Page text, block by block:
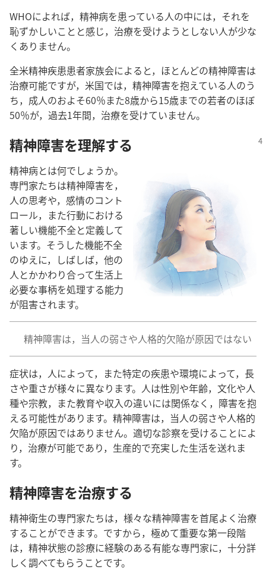
WHO​に​よれ​ば，精神​病​を​患っ​て​いる​人​の​中​に​は，それ​を​
恥ずかしい​こと​と​感じ，治療​を​受け​よう​と​し​ない​人​が​少な
く​あり​ませ​ん。
全米​精神​疾患​患者​家族​会​に​よる​と，ほとんど​の​精神​障害​は​
治療​可能​です​が，米国​で​は，精神​障害​を​抱え​て​いる​人​の​う
ち，成人​の​およそ​60​％​また​8​歳​から​15​歳​まで​の​若者​の​ほぼ​
50​％​が，過去​1​年​間，治療​を​受け​て​い​ませ​ん。
精神​障害​を​理解​する
精神​病​と​は​何​でしょ​う​か。
専門​家​たち​は​精神​障害​を，
人​の​思考​や，感情​の​コント
ロール，また​行動​に​おける​
著しい​機能​不全​と​定義​し​て​
い​ます。そう​し​た​機能​不全​
の​ゆえに，しばしば，他​の​
人​と​かかわり合っ​て​生活​上​
必要​な​事柄​を​処理​する​能力​
が​阻害​さ​れ​ます。
精神​障害​は，当人​の​弱さ​や​人格​的​欠陥​が​原因​で​は​ない
症状​は，人​に​よっ​て，また​特定​の​疾患​や​環境​に​よっ​て，長
さ​や​重さ​が​様々​に​異なり​ます。人​は​性別​や​年齢，文化​や​人
種​や​宗教，また​教育​や​収入​の​違い​に​は​関係​なく，障害​を​抱
える​可能​性​が​あり​ます。精神​障害​は，当人​の​弱さ​や​人格​的​
欠陥​が​原因​で​は​あり​ませ​ん。適切​な​診察​を​受ける​こと​に​よ
り，治療​が​可能​で​あり，生産​的​で​充実​し​た​生活​を​送れ​ま
す。
精神​障害​を​治療​する
精神​衛生​の​専門​家​たち​は，様々​な​精神​障害​を​首尾​よく​治療​
する​こと​が​でき​ます。ですから，極めて​重要​な​第​一​段階​
は，精神​状態​の​診療​に​経験​の​ある​有能​な​専門​家​に，十分​詳
しく​調べ​て​もらう​こと​です。